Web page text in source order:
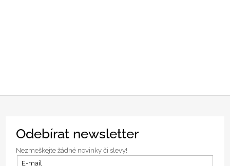
Odebírat newsletter
Nezmeškejte žádné novinky či slevy!
E-mail